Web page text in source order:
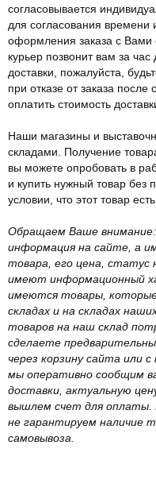
согласовывается
для согласования времени
оформления заказа с Вами
курьер позвонит вам за
доставки, пожалуйста,
при отказе от заказа
оплатить стоимость
Наши магазины и
складами. Получение
вы можете опробовать в
и купить нужный товар без
условии, что этот товар
Обращаем Ваше внимание:
информация на сайте, а
товара, его цена, статус
имеют информационный
имеются товары, которые
складах и на складах
товаров на наш склад
сделаете
через корзину сайта или
мы оперативно сообщим
доставки, актуальную
вышлем счет для оплаты.
не гарантируем наличие
самовывоза.